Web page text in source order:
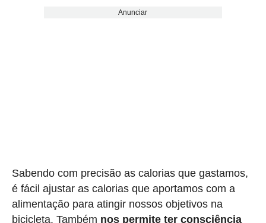
Anunciar
Sabendo com precisão as calorias que gastamos,
é fácil ajustar as calorias que aportamos com a
alimentação para atingir nossos objetivos na
bicicleta. Também nos permite ter consciência